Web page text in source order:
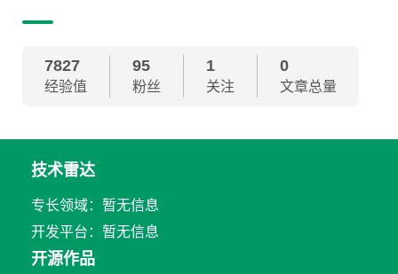
7827
经验值
95
粉丝
1
关注
0
文章总量
技术雷达
专长领域：暂无信息
开发平台：暂无信息
开源作品